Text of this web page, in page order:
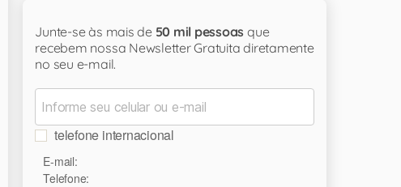
Junte-se às mais de 50 mil pessoas que
recebem nossa Newsletter Gratuita diretamente
no seu e-mail.
telefone internacional
E-mail:
Telefone: